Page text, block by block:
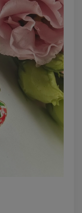
DO KOSZYKA